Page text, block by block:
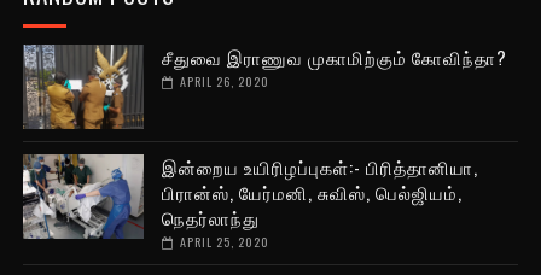
சீதுவை இராணுவ முகாமிற்கும் கோவிந்தா?
APRIL 26, 2020
இன்றைய உயிரிழப்புகள்:- பிரித்தானியா,
பிரான்ஸ், யேர்மனி, சுவிஸ், பெல்ஜியம்,
நெதர்லாந்து
APRIL 25, 2020